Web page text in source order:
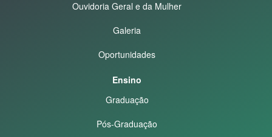
Ouvidoria Geral e da Mulher
Galeria
Oportunidades
Ensino
Graduação
Pós-Graduação